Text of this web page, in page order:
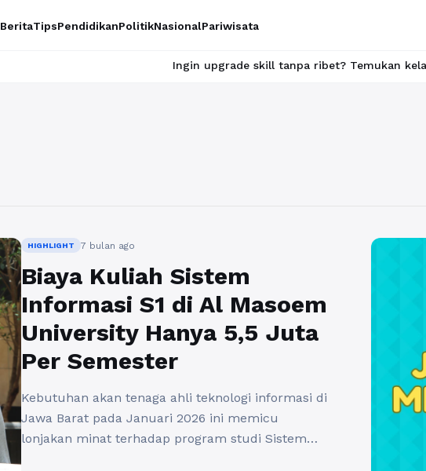
BeritaTipsPendidikanPolitikNasionalPariwisata
Ingin upgrade skill tanpa ribet? Temukan kelas seru
HIGHLIGHT 7 bulan ago
Biaya Kuliah Sistem
Informasi S1 di Al Masoem
University Hanya 5,5 Juta
Per Semester
Kebutuhan akan tenaga ahli teknologi informasi di
Jawa Barat pada Januari 2026 ini memicu
lonjakan minat terhadap program studi Sistem